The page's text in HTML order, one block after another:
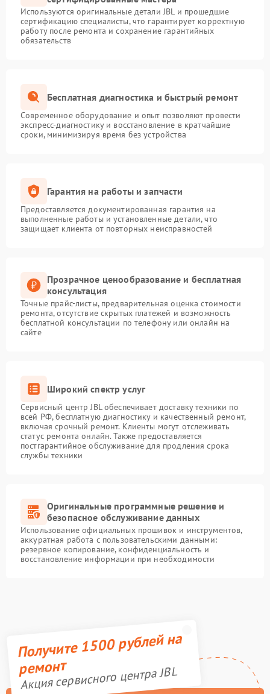
Используются оригинальные детали JBL и прошедшие
сертификацию специалисты, что гарантирует корректную
работу после ремонта и сохранение гарантийных
обязательств
Бесплатная диагностика и быстрый ремонт
Современное оборудование и опыт позволяют провести
экспресс-диагностику и восстановление в кратчайшие
сроки, минимизируя время без устройства
Гарантия на работы и запчасти
Предоставляется документированная гарантия на
выполненные работы и установленные детали, что
защищает клиента от повторных неисправностей
Прозрачное ценообразование и бесплатная
консультация
Точные прайс-листы, предварительная оценка стоимости
ремонта, отсутствие скрытых платежей и возможность
бесплатной консультации по телефону или онлайн на
сайте
Широкий спектр услуг
Сервисный центр JBL обеспечивает доставку техники по
всей РФ, бесплатную диагностику и качественный ремонт,
включая срочный ремонт. Клиенты могут отслеживать
статус ремонта онлайн. Также предоставляется
постгарантийное обслуживание для продления срока
службы техники
Оригинальные программные решение и
безопасное обслуживание данных
Использование официальных прошивок и инструментов,
аккуратная работа с пользовательскими данными:
резервное копирование, конфиденциальность и
восстановление информации при необходимости
Получите 1500 рублей на
ремонт
Акция сервисного центра JBL